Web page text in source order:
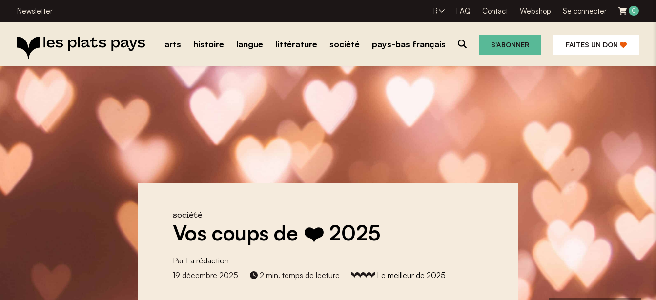
Newsletter FR FAQ Contact Webshop Se connecter 0
arts histoire langue littérature société pays-bas français S'ABONNER FAITES UN DON
société
Vos coups de ❤️ 2025
Par La rédaction
19 décembre 2025
2 min. temps de lecture Le meilleur de 2025